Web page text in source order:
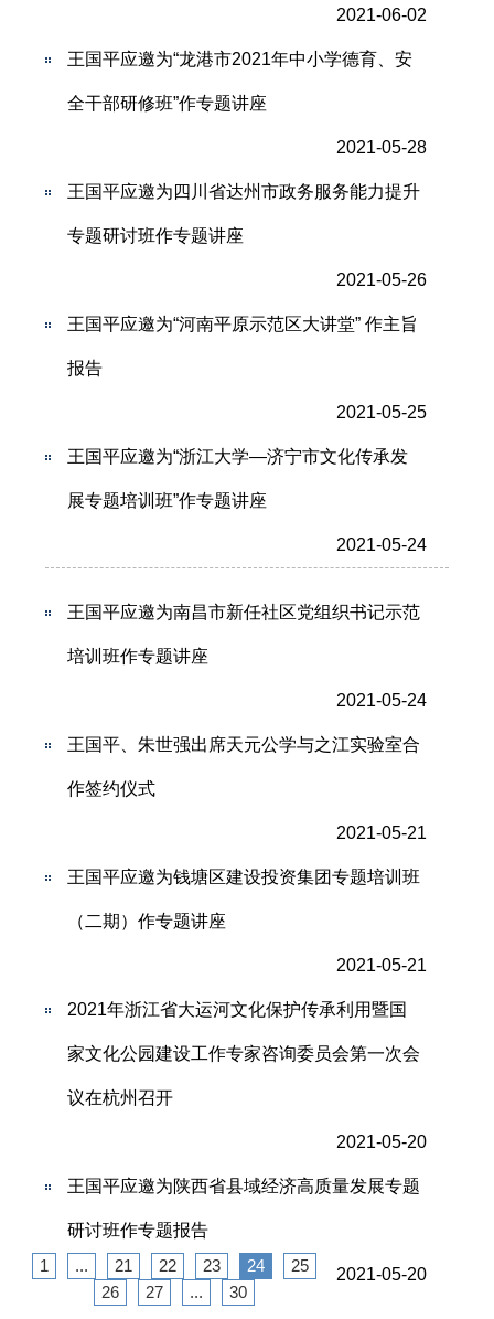
2021-06-02
王国平应邀为“龙港市2021年中小学德育、安
全干部研修班”作专题讲座
2021-05-28
王国平应邀为四川省达州市政务服务能力提升
专题研讨班作专题讲座
2021-05-26
王国平应邀为“河南平原示范区大讲堂” 作主旨
报告
2021-05-25
王国平应邀为“浙江大学—济宁市文化传承发
展专题培训班”作专题讲座
2021-05-24
王国平应邀为南昌市新任社区党组织书记示范
培训班作专题讲座
2021-05-24
王国平、朱世强出席天元公学与之江实验室合
作签约仪式
2021-05-21
王国平应邀为钱塘区建设投资集团专题培训班
（二期）作专题讲座
2021-05-21
2021年浙江省大运河文化保护传承利用暨国
家文化公园建设工作专家咨询委员会第一次会
议在杭州召开
2021-05-20
王国平应邀为陕西省县域经济高质量发展专题
研讨班作专题报告
2021-05-20
1 ... 21 22 23 24
25
26
27 ... 30